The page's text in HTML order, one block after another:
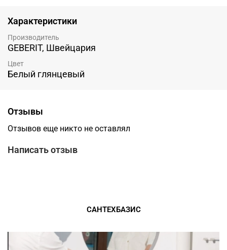
Без антивсплеска
Каскадный слив: вода очищает чашу сплошным
мощным потоком
Особенности монтажа:
Подключается к выводу канализации в стене
Характеристики
Производитель
GEBERIT, Швейцария
Цвет
Белый глянцевый
Отзывы
Отзывов еще никто не оставлял
Написать отзыв
САНТЕХБАЗИС